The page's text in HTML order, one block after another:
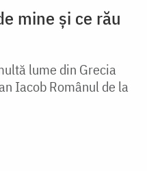
mine și ce rău
lume din Grecia
Iacob Românul de la